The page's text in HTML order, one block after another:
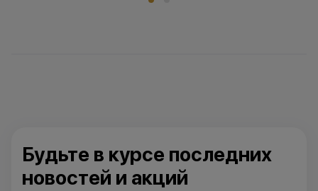
Будьте в курсе последних
новостей и акций